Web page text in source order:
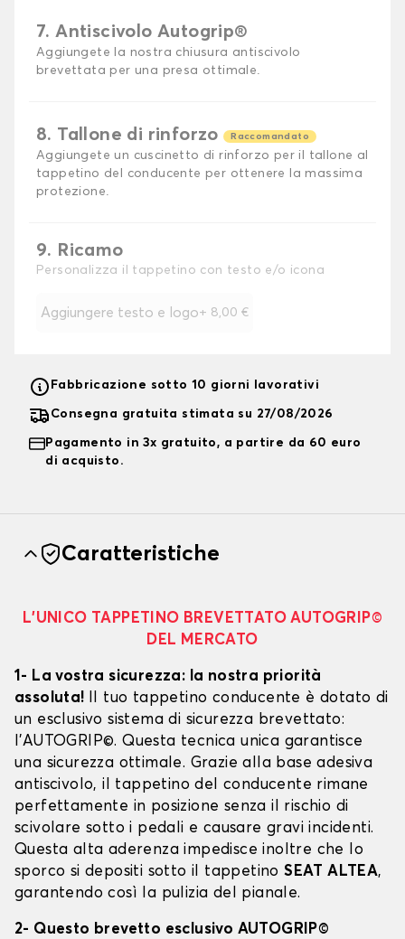
7. Antiscivolo Autogrip®
Aggiungete la nostra chiusura antiscivolo
brevettata per una presa ottimale.
8. Tallone di rinforzo Raccomandato
Aggiungete un cuscinetto di rinforzo per il tallone al
tappetino del conducente per ottenere la massima
protezione.
9. Ricamo
Personalizza il tappetino con testo e/o icona
Aggiungere testo e logo+ 8,00 €
Fabbricazione sotto 10 giorni lavorativi
Consegna gratuita stimata su 27/08/2026
Pagamento in 3x gratuito, a partire da 60 euro
di acquisto.
Caratteristiche
L’UNICO TAPPETINO BREVETTATO AUTOGRIP©
DEL MERCATO
1- La vostra sicurezza: la nostra priorità
assoluta! Il tuo tappetino conducente è dotato di
un esclusivo sistema di sicurezza brevettato:
l’AUTOGRIP©. Questa tecnica unica garantisce
una sicurezza ottimale. Grazie alla base adesiva
antiscivolo, il tappetino del conducente rimane
perfettamente in posizione senza il rischio di
scivolare sotto i pedali e causare gravi incidenti.
Questa alta aderenza impedisce inoltre che lo
sporco si depositi sotto il tappetinoSEAT ALTEA,
garantendo così la pulizia del pianale.
2- Questo brevetto esclusivo AUTOGRIP©